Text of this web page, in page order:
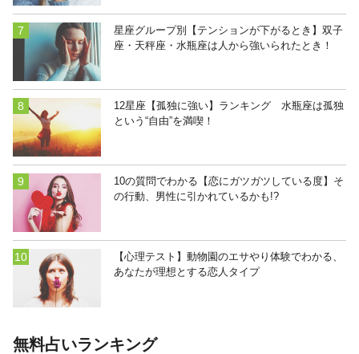
星座グループ別【テンションが下がるとき】双子
座・天秤座・水瓶座は人から強いられたとき！
12星座【孤独に強い】ランキング 水瓶座は孤独
という“自由”を満喫！
10の質問でわかる【恋にガツガツしている度】そ
の行動、男性に引かれているかも!?
【心理テスト】動物園のエサやり体験でわかる、
あなたが理想とする恋人タイプ
無料占いランキング